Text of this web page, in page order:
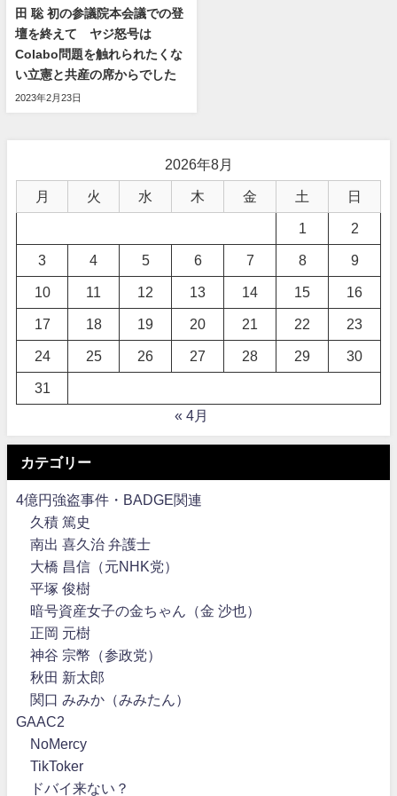
田 聡 初の参議院本会議での登
壇を終えて ヤジ怒号は
Colabo問題を触れられたくな
い立憲と共産の席からでした
2023年2月23日
2026年8月
月 火 水 木 金 土 日
1 2
3 4 5 6 7 8 9
10 11 12 13 14 15 16
17 18 19 20 21 22 23
24 25 26 27 28 29 30
31
« 4月
カテゴリー
4億円強盗事件・BADGE関連
久積 篤史
南出 喜久治 弁護士
大橋 昌信（元NHK党）
平塚 俊樹
暗号資産女子の金ちゃん（金 沙也）
正岡 元樹
神谷 宗幣（参政党）
秋田 新太郎
関口 みみか（みみたん）
GAAC2
NoMercy
TikToker
ドバイ来ない？